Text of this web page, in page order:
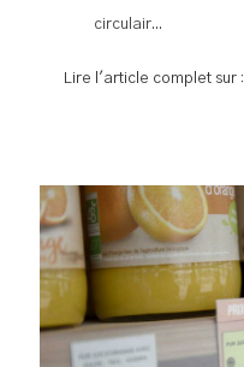
circulair...
Lire l'article complet sur :